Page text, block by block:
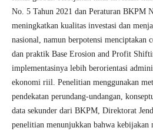
No. 5 Tahun 2021 dan Peraturan BKPM
meningkatkan kualitas investasi dan
nasional, namun berpotensi menciptakan
dan praktik Base Erosion and Profit
implementasinya lebih berorientasi
ekonomi riil. Penelitian menggunakan
pendekatan perundang-undangan,
data sekunder dari BKPM, Direktorat
penelitian menunjukkan bahwa